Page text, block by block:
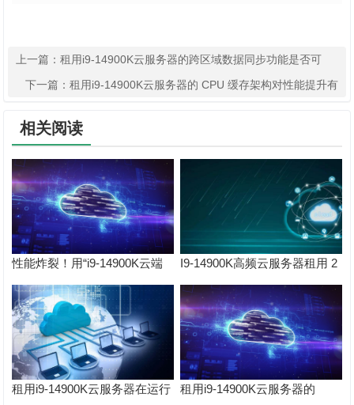
上一篇：​​租用i9-14900K​​云服务器的跨区域数据同步功能是否可
用？
下一篇： ​​租用i9-14900K​​云服务器的 CPU 缓存架构对性能提升有
相关阅读
性能炸裂！用“i9-14900K云端
PC”是种什么体验？TOP云让
你告别电脑卡顿！
I9-14900K高频云服务器租用 2
核4G10M仅109元 赠送100G防
御
​​租用i9-14900K​​云服务器在运行
​​租用i9-14900K​​云服务器的